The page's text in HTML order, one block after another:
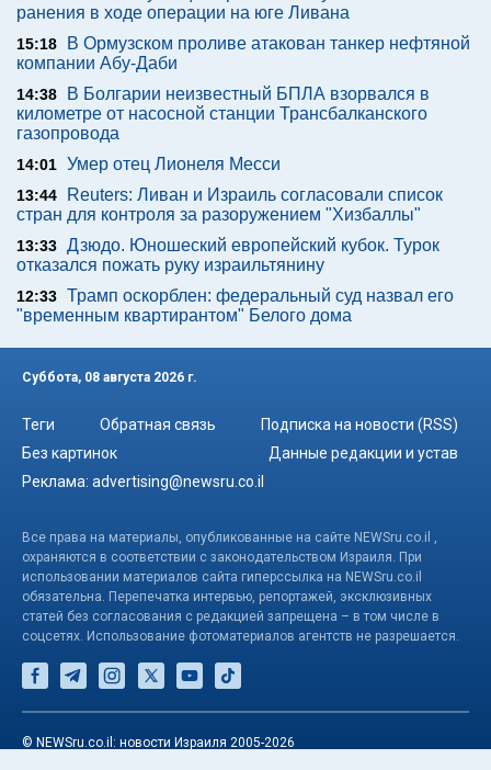
ранения в ходе операции на юге Ливана
15:18
В Ормузском проливе атакован танкер нефтяной
компании Абу-Даби
14:38
В Болгарии неизвестный БПЛА взорвался в
километре от насосной станции Трансбалканского
газопровода
14:01 Умер отец Лионеля Месси
13:44
Reuters: Ливан и Израиль согласовали список
стран для контроля за разоружением "Хизбаллы"
13:33 Дзюдо. Юношеский европейский кубок. Турок
отказался пожать руку израильтянину
12:33 Трамп оскорблен: федеральный суд назвал его
"временным квартирантом" Белого дома
Суббота, 08 августа 2026 г.
Теги Обратная связь
Подписка на новости (RSS)
Без картинок
Данные редакции и устав
Реклама: advertising@newsru.co.il
Все права на материалы, опубликованные на сайте NEWSru.co.il ,
охраняются в соответствии с законодательством Израиля. При
использовании материалов сайта гиперссылка на NEWSru.co.il
обязательна. Перепечатка интервью, репортажей, эксклюзивных
статей без согласования с редакцией запрещена – в том числе в
соцсетях. Использование фотоматериалов агентств не разрешается.
© NEWSru.co.il: новости Израиля 2005-2026